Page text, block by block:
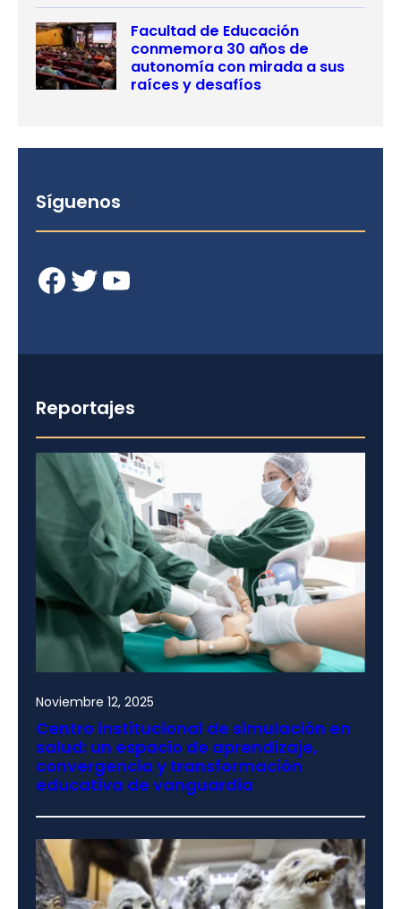
Facultad de Educación
conmemora 30 años de
autonomía con mirada a sus
raíces y desafíos
Síguenos
Facebook Twitter YouTube
Reportajes
Noviembre 12, 2025
Centro institucional de simulación en
salud: un espacio de aprendizaje,
convergencia y transformación
educativa de vanguardia